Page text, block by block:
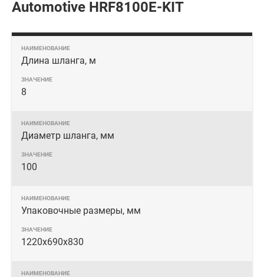
Automotive HRF8100E-KIT
Длина шланга, м
8
Диаметр шланга, мм
100
Упаковочные размеры, мм
1220x690x830